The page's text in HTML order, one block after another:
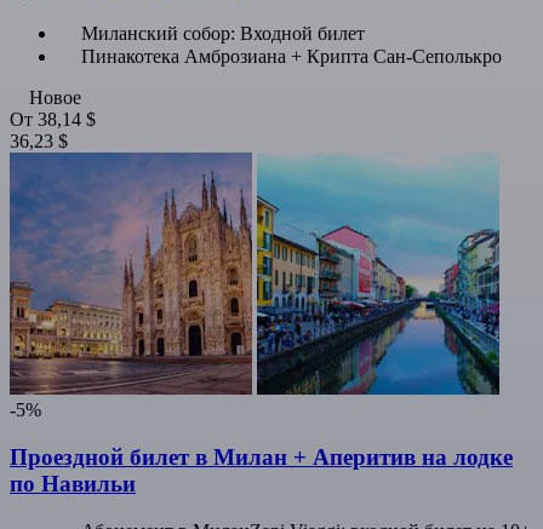
Миланский собор: Входной билет
Пинакотека Амброзиана + Крипта Сан-Сеполькро
Новое
От 38,14 $
36,23 $
-5%
Проездной билет в Милан + Аперитив на лодке
по Навильи